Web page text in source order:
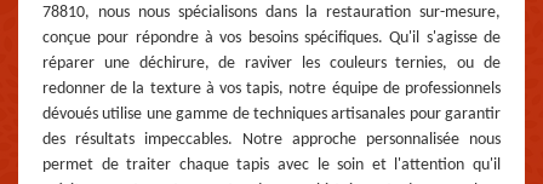
78810, nous nous spécialisons dans la restauration sur-mesure,
conçue pour répondre à vos besoins spécifiques. Qu'il s'agisse de
réparer une déchirure, de raviver les couleurs ternies, ou de
redonner de la texture à vos tapis, notre équipe de professionnels
dévoués utilise une gamme de techniques artisanales pour garantir
des résultats impeccables. Notre approche personnalisée nous
permet de traiter chaque tapis avec le soin et l'attention qu'il